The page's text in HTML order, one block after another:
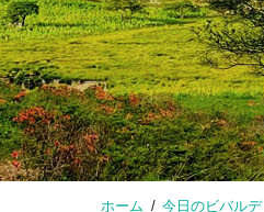
ホーム 今日のビバルデ